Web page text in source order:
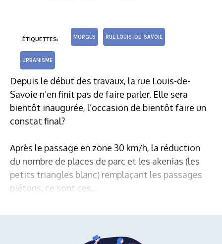
ÉTIQUETTES: MORGES RUE LOUIS-DE-SAVOIE
URBANISME
Depuis le début des travaux, la rue Louis-de-
Savoie n’en finit pas de faire parler. Elle sera
bientôt inaugurée, l’occasion de bientôt faire un
constat final?
Après le passage en zone 30 km/h, la réduction
du nombre de places de parc et les akenias (les
petits triangles blanc) remplaçant les passages
piétons, ce sont ces...